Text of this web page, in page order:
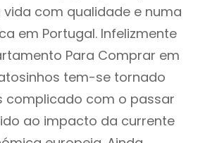
com qualidade e numa
em Portugal. Infelizmente
Para Comprar em
tem-se tornado
complicado com o passar
ao impacto da currente